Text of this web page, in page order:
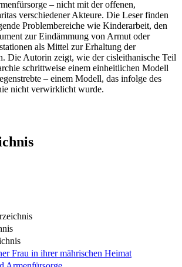
– nicht mit der offenen,
verschiedener Akteure. Die Leser finden
Problembereiche wie Kinderarbeit, den
zur Eindämmung von Armut oder
als Mittel zur Erhaltung der
Die Autorin zeigt, wie der cisleithanische Teil
schrittweise einem einheitlichen Modell
– einem Modell, das infolge des
nicht verwirklicht wurde.
Frau in ihrer mährischen Heimat